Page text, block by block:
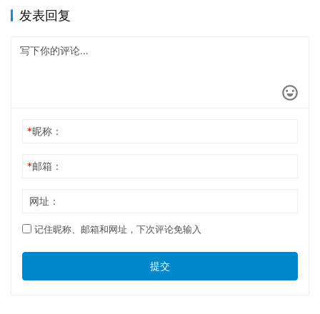
发表回复
*昵称：
*邮箱：
网址：
记住昵称、邮箱和网址，下次评论免输入
提交